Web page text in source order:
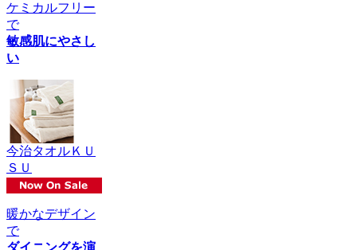
ケミカルフリー
で
敏感肌にやさし
い
今治タオルＫＵ
ＳＵ
暖かなデザイン
で
ダイニングを演